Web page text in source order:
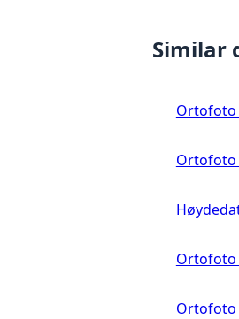
Similar
Ortofoto
Ortofoto
Ortofoto
Ortofoto